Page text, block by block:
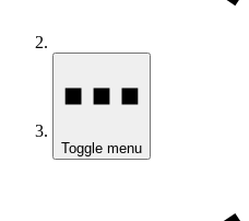
Toggle menu